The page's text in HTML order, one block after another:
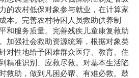
的农村低保对象参与就业，在计算家
本。完善农村特困人员救助供养制
和服务质量。完善残疾儿童康复救助
加强社会救助资源统筹，根据对象类
对性地给予困难群众医疗、教育、住
精准识别、应救尽救。对基本生活陷
救助，做到凡困必帮、有难必救。鼓